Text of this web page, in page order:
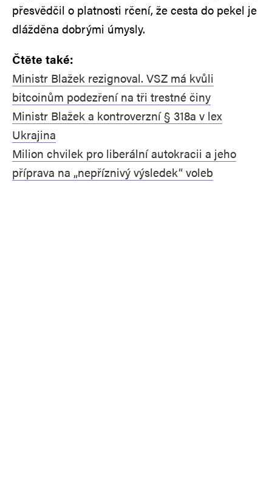
přesvědčil o platnosti rčení, že cesta do pekel je
dlážděna dobrými úmysly.
Čtěte také:
Ministr Blažek rezignoval. VSZ má kvůli
bitcoinům podezření na tři trestné činy
Ministr Blažek a kontroverzní § 318a v lex
Ukrajina
Milion chvilek pro liberální autokracii a jeho
příprava na „nepříznivý výsledek“ voleb